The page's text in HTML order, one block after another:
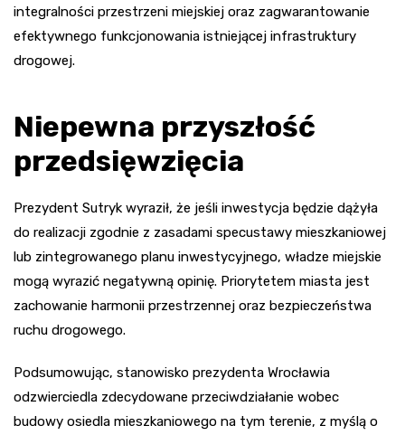
integralności przestrzeni miejskiej oraz zagwarantowanie
efektywnego funkcjonowania istniejącej infrastruktury
drogowej.
Niepewna przyszłość
przedsięwzięcia
Prezydent Sutryk wyraził, że jeśli inwestycja będzie dążyła
do realizacji zgodnie z zasadami specustawy mieszkaniowej
lub zintegrowanego planu inwestycyjnego, władze miejskie
mogą wyrazić negatywną opinię. Priorytetem miasta jest
zachowanie harmonii przestrzennej oraz bezpieczeństwa
ruchu drogowego.
Podsumowując, stanowisko prezydenta Wrocławia
odzwierciedla zdecydowane przeciwdziałanie wobec
budowy osiedla mieszkaniowego na tym terenie, z myślą o